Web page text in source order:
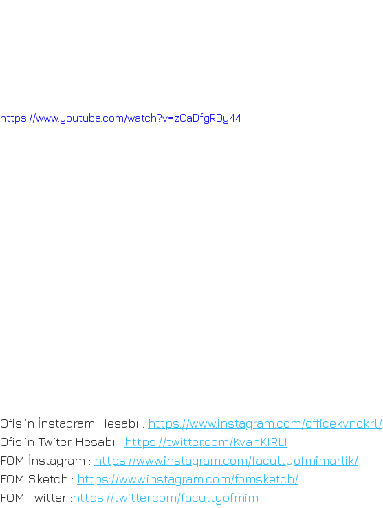
https://www.youtube.com/watch?v=zCaDfgRDy44
Ofis'in İnstagram Hesabı : https://www.instagram.com/officekvnckrl/
Ofis'in Twiter Hesabı : https://twitter.com/KvanKIRLI
FOM İnstagram : https://www.instagram.com/facultyofmimarlik/
FOM Sketch : https://www.instagram.com/fomsketch/
FOM Twitter :https://twitter.com/facultyofmim